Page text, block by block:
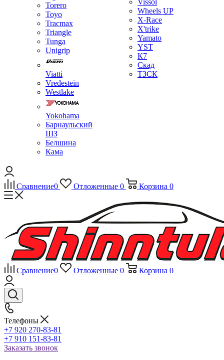
Torero
Toyo
Tracmax
Triangle
Tunga
Unigrip
Viatti
Vredestein
Westlake
Yokohama
Барнаульский
ШЗ
Белшина
Кама
Vissol
Wheels UP
X-Race
X'trike
Yamato
YST
К7
Скад
ТЗСК
Сравнение0 Отложенные 0 Корзина 0
Сравнение0 Отложенные 0 Корзина 0
Телефоны
+7 920 270-83-81
+7 910 151-83-81
Заказать звонок